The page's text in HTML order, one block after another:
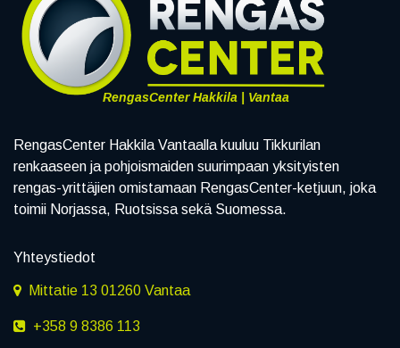
RengasCenter Hakkila | Vantaa
RengasCenter Hakkila Vantaalla kuuluu Tikkurilan
renkaaseen ja pohjoismaiden suurimpaan yksityisten
rengas-yrittäjien omistamaan RengasCenter-ketjuun, joka
toimii Norjassa, Ruotsissa sekä Suomessa.
Yhteystiedot
Mittatie 13 01260 Vantaa
+358 9 8386 113